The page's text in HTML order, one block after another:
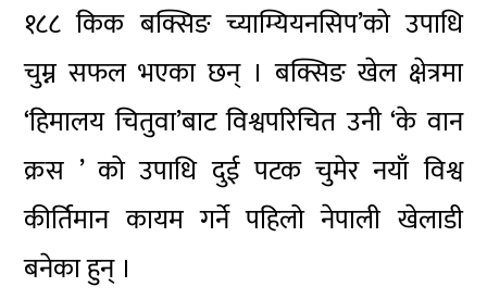
१८८ किक बक्सिङ च्याम्यियनसिप’को उपाधि
चुम्न सफल भएका छन् । बक्सिङ खेल क्षेत्रमा
‘हिमालय चितुवा’बाट विश्वपरिचित उनी ‘के वान
क्रस ’ को उपाधि दुई पटक चुमेर नयाँ विश्व
कीर्तिमान कायम गर्ने पहिलो नेपाली खेलाडी
बनेका हुन् ।